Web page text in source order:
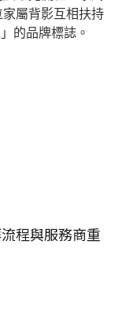
程與服務商重